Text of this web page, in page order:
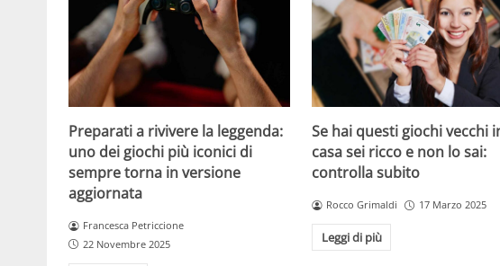
Preparati a rivivere la leggenda:
uno dei giochi più iconici di
sempre torna in versione
aggiornata
Francesca Petriccione
22 Novembre 2025
Se hai questi giochi vecchi
casa sei ricco e non lo sai:
controlla subito
Rocco Grimaldi 17 Marzo 2025
Leggi di più